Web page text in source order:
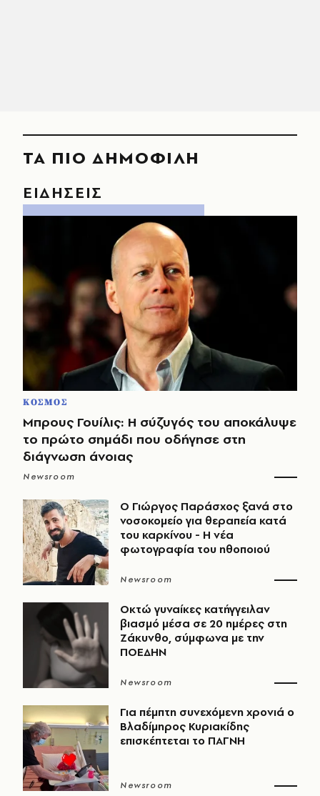
ΤΑ ΠΙΟ ΔΗΜΟΦΙΛΗ
ΕΙΔΗΣΕΙΣ
ΚΟΣΜΟΣ
Μπρους Γουίλις: Η σύζυγός του αποκάλυψε
το πρώτο σημάδι που οδήγησε στη
διάγνωση άνοιας
Newsroom
O Γιώργος Παράσχος ξανά στο
νοσοκομείο για θεραπεία κατά
του καρκίνου - Η νέα
φωτογραφία του ηθοποιού
Newsroom
Οκτώ γυναίκες κατήγγειλαν
βιασμό μέσα σε 20 ημέρες στη
Ζάκυνθο, σύμφωνα με την
ΠΟΕΔΗΝ
Newsroom
Για πέμπτη συνεχόμενη χρονιά ο
Βλαδίμηρος Κυριακίδης
επισκέπτεται το ΠΑΓΝΗ
Newsroom